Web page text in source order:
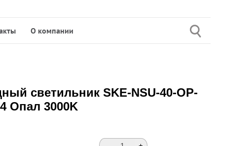
О компании
светильник SKE-NSU-40-OP-
Опал 3000K